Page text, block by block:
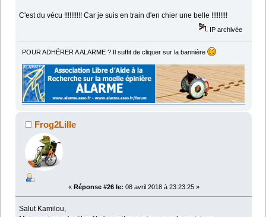
C'est du vécu !!!!!!!!!! Car je suis en train d'en chier une belle !!!!!!!!!
IP archivée
POUR ADHÉRER A ALARME ? Il suffit de cliquer sur la bannière
Frog2Lille
« Réponse #26 le: 08 avril 2018 à 23:23:25 »
Salut Kamilou,